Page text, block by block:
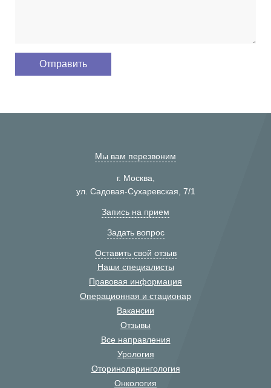
Мы вам перезвоним
г. Москва,
ул. Садовая-Сухаревская, 7/1
Запись на прием
Задать вопрос
Оставить свой отзыв
Наши специалисты
Правовая информация
Операционная и стационар
Вакансии
Отзывы
Все направления
Урология
Оториноларингология
Онкология